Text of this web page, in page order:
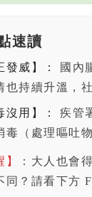
速讀
發威】：
國內
也持續升溫，
沒用】：
疾管
毒（處理嘔吐
】
：大人也會
同？請看下方